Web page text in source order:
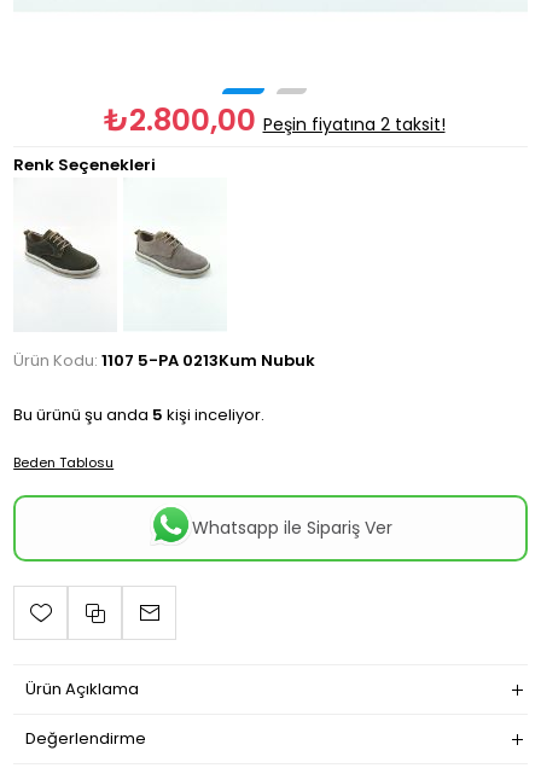
₺2.800,00 Peşin fiyatına 2 taksit!
Renk Seçenekleri
Ürün Kodu: 1107 5-PA 0213Kum Nubuk
Bu ürünü şu anda 5 kişi inceliyor.
Beden Tablosu
Whatsapp ile Sipariş Ver
Ürün Açıklama
Değerlendirme